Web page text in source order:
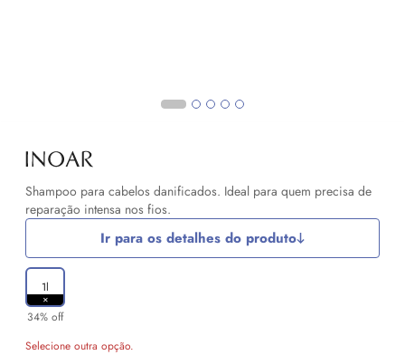
Shampoo para cabelos danificados. Ideal para quem precisa de
reparação intensa nos fios.
Ir para os detalhes do produto
1l
34% off
Selecione outra opção.